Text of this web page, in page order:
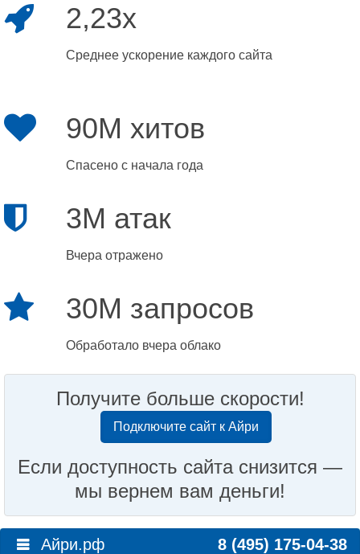
2,23x
Среднее ускорение каждого сайта
90M хитов
Спасено с начала года
3M атак
Вчера отражено
30M запросов
Обработало вчера облако
Получите больше скорости!
Подключите сайт к Айри
Если доступность сайта снизится —
мы вернем вам деньги!
Айри.рф 8 (495) 175-04-38